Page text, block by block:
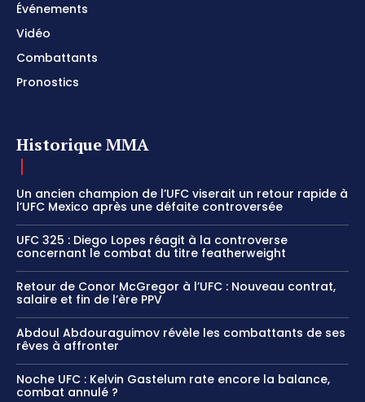
Événements
Vidéo
Combattants
Pronostics
Historique MMA
Un ancien champion de l’UFC viserait un retour rapide à
l’UFC Mexico après une défaite controversée
UFC 325 : Diego Lopes réagit à la controverse
concernant le combat du titre featherweight
Retour de Conor McGregor à l’UFC : Nouveau contrat,
salaire et fin de l’ère PPV
Abdoul Abdouraguimov révèle les combattants de ses
rêves à affronter
Noche UFC : Kelvin Gastelum rate encore la balance,
combat annulé ?